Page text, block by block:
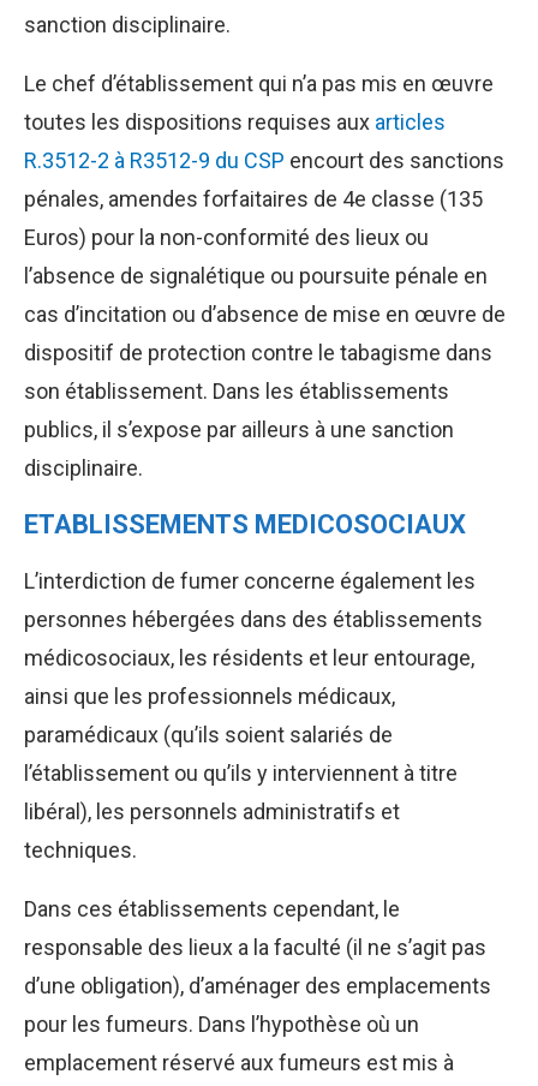
sanction disciplinaire.
Le chef d’établissement qui n’a pas mis en œuvre
toutes les dispositions requises aux articles
R.3512-2 à R3512-9 du CSP encourt des sanctions
pénales, amendes forfaitaires de 4e classe (135
Euros) pour la non-conformité des lieux ou
l’absence de signalétique ou poursuite pénale en
cas d’incitation ou d’absence de mise en œuvre de
dispositif de protection contre le tabagisme dans
son établissement. Dans les établissements
publics, il s’expose par ailleurs à une sanction
disciplinaire.
ETABLISSEMENTS MEDICOSOCIAUX
L’interdiction de fumer concerne également les
personnes hébergées dans des établissements
médicosociaux, les résidents et leur entourage,
ainsi que les professionnels médicaux,
paramédicaux (qu’ils soient salariés de
l’établissement ou qu’ils y interviennent à titre
libéral), les personnels administratifs et
techniques.
Dans ces établissements cependant, le
responsable des lieux a la faculté (il ne s’agit pas
d’une obligation), d’aménager des emplacements
pour les fumeurs. Dans l’hypothèse où un
emplacement réservé aux fumeurs est mis à